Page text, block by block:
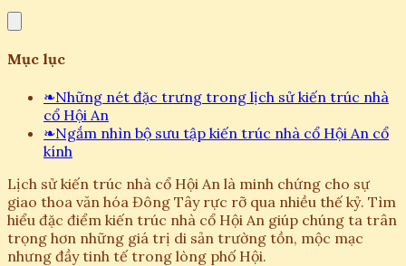
Mục lục
❧Những nét đặc trưng trong lịch sử kiến trúc nhà
cổ Hội An
❧Ngắm nhìn bộ sưu tập kiến trúc nhà cổ Hội An cổ
kính
Lịch sử kiến trúc nhà cổ Hội An là minh chứng cho sự
giao thoa văn hóa Đông Tây rực rỡ qua nhiều thế kỷ. Tìm
hiểu đặc điểm kiến trúc nhà cổ Hội An giúp chúng ta trân
trọng hơn những giá trị di sản trường tồn, mộc mạc
nhưng đầy tinh tế trong lòng phố Hội.